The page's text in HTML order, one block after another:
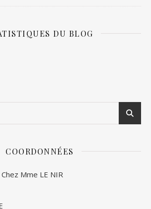
DU BLOG
COORDONNÉES
Mme LE NIR